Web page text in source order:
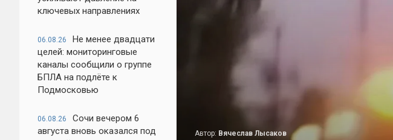
ключевых направлениях
06.08.26
Не менее двадцати
целей: мониторинговые
каналы сообщили о группе
БПЛА на подлёте к
Подмосковью
06.08.26
Сочи вечером 6
августа вновь оказался под
Автор: Вячеслав Лысаков